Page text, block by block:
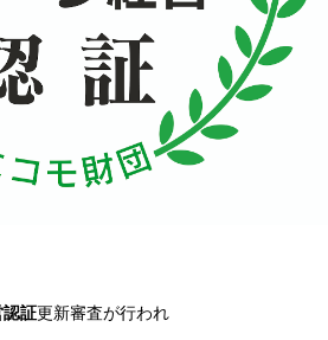
認証更新審査が行われ